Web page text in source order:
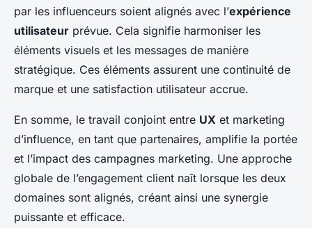
par les influenceurs soient alignés avec l’expérience
utilisateur prévue. Cela signifie harmoniser les
éléments visuels et les messages de manière
stratégique. Ces éléments assurent une continuité de
marque et une satisfaction utilisateur accrue.
En somme, le travail conjoint entre UX et marketing
d’influence, en tant que partenaires, amplifie la portée
et l’impact des campagnes marketing. Une approche
globale de l’engagement client naît lorsque les deux
domaines sont alignés, créant ainsi une synergie
puissante et efficace.